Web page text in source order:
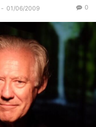
- 01/06/2009 0